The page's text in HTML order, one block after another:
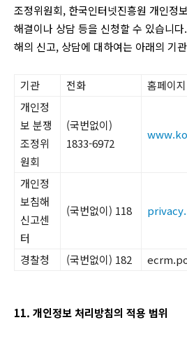
조정위원회, 한국인터넷진흥원 개인정
해결이나 상담 등을 신청할 수 있습니
해의 신고, 상담에 대하여는 아래의 기
기관 전화
홈페이지
개인정
보 분쟁
조정위
원회
(국번없이)
1833-6972
개인정
보침해
신고센
터
(국번없이) 118
경찰청 (국번없이) 182
11. 개인정보 처리방침의 적용 범위